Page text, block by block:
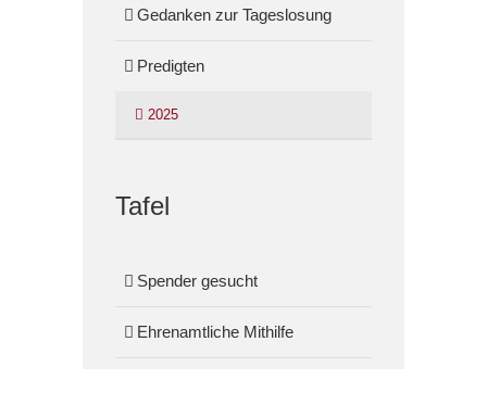
Gedanken zur Tageslosung
Predigten
2025
Tafel
Spender gesucht
Ehrenamtliche Mithilfe